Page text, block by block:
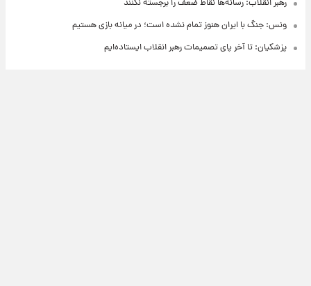
رهبر انقلاب: رسانه‌ها نقاط ضعف را برجسته نکنند
ونس: جنگ با ایران هنوز تمام نشده است؛ در میانه بازی هستیم
پزشکیان: تا آخر پای تصمیمات رهبر انقلاب ایستاده‌ایم